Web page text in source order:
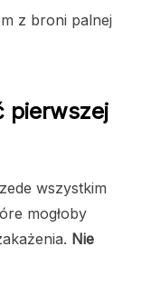
z broni palnej
pierwszej
wszystkim
mogłoby
Nie